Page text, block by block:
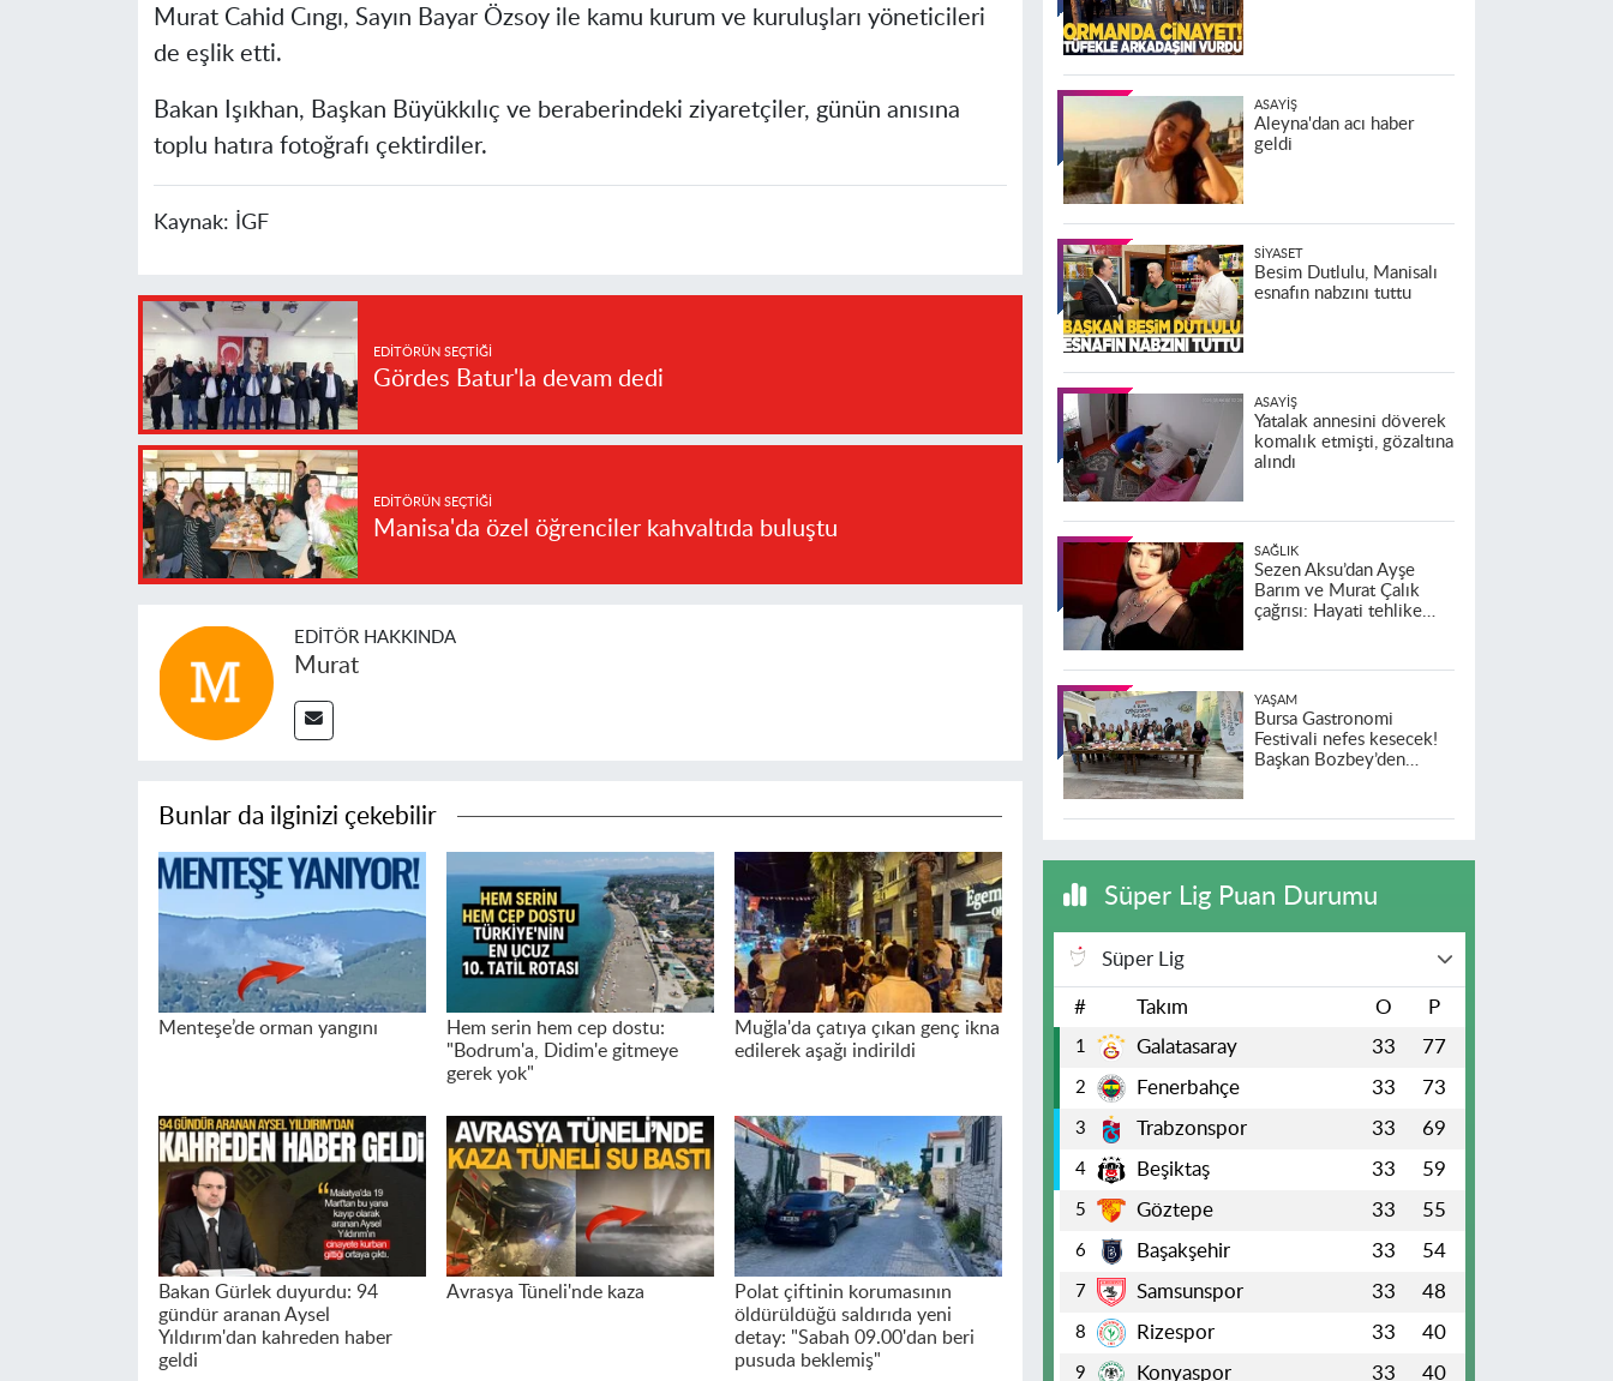
Murat Cahid Cıngı, Sayın Bayar Özsoy ile kamu kurum ve kuruluşları yöneticileri
de eşlik etti.
Bakan Işıkhan, Başkan Büyükkılıç ve beraberindeki ziyaretçiler, günün anısına
toplu hatıra fotoğrafı çektirdiler.
Kaynak: İGF
EDITÖRÜN SEÇTIĞI
Gördes Batur'la devam dedi
EDITÖRÜN SEÇTIĞI
Manisa'da özel öğrenciler kahvaltıda buluştu
EDITÖR HAKKINDA
Murat
Bunlar da ilginizi çekebilir
Menteşe’de orman yangını
Hem serin hem cep dostu:
"Bodrum'a, Didim'e gitmeye
gerek yok"
Muğla'da çatıya çıkan genç ikna
edilerek aşağı indirildi
Bakan Gürlek duyurdu: 94
gündür aranan Aysel
Yıldırım'dan kahreden haber
geldi
Avrasya Tüneli'nde kaza
Polat çiftinin korumasının
öldürüldüğü saldırıda yeni
detay: "Sabah 09.00'dan beri
pusuda beklemiş"
ASAYIŞ
Aleyna'dan acı haber
geldi
SIYASET
Besim Dutlulu, Manisalı
esnafın nabzını tuttu
ASAYIŞ
Yatalak annesini döverek
komalık etmişti, gözaltına
alındı
SAĞLIK
Sezen Aksu’dan Ayşe
Barım ve Murat Çalık
çağrısı: Hayati tehlike
YAŞAM
Bursa Gastronomi
Festivali nefes kesecek!
Başkan Bozbey’den
Süper Lig Puan Durumu
Süper Lig
# Takım O P
1 Galatasaray 33 77
2 Fenerbahçe 33 73
3 Trabzonspor 33 69
4 Beşiktaş 33 59
5 Göztepe 33 55
6 Başakşehir 33 54
7 Samsunspor 33 48
8 Rizespor 33 40
9 Konyaspor 33 40